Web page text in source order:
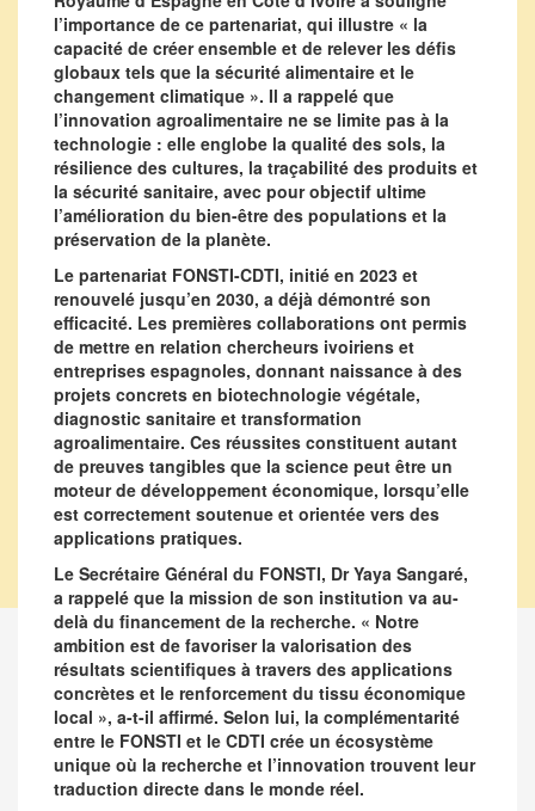
l’importance de ce partenariat, qui illustre « la
capacité de créer ensemble et de relever les défis
globaux tels que la sécurité alimentaire et le
changement climatique ». Il a rappelé que
l’innovation agroalimentaire ne se limite pas à la
technologie : elle englobe la qualité des sols, la
résilience des cultures, la traçabilité des produits et
la sécurité sanitaire, avec pour objectif ultime
l’amélioration du bien-être des populations et la
préservation de la planète.
Le partenariat FONSTI-CDTI, initié en 2023 et
renouvelé jusqu’en 2030, a déjà démontré son
efficacité. Les premières collaborations ont permis
de mettre en relation chercheurs ivoiriens et
entreprises espagnoles, donnant naissance à des
projets concrets en biotechnologie végétale,
diagnostic sanitaire et transformation
agroalimentaire. Ces réussites constituent autant
de preuves tangibles que la science peut être un
moteur de développement économique, lorsqu’elle
est correctement soutenue et orientée vers des
applications pratiques.
Le Secrétaire Général du FONSTI, Dr Yaya Sangaré,
a rappelé que la mission de son institution va au-
delà du financement de la recherche. « Notre
ambition est de favoriser la valorisation des
résultats scientifiques à travers des applications
concrètes et le renforcement du tissu économique
local », a-t-il affirmé. Selon lui, la complémentarité
entre le FONSTI et le CDTI crée un écosystème
unique où la recherche et l’innovation trouvent leur
traduction directe dans le monde réel.